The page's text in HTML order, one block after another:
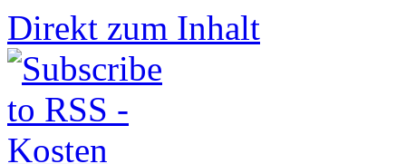
Direkt zum Inhalt